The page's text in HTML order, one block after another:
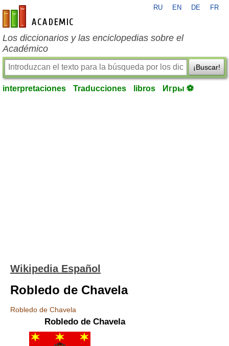
es-academic.com
RU EN DE FR
Los diccionarios y las enciclopedias sobre el
Académico
¡Buscar!
interpretaciones Traducciones libros Игры ⚽
Wikipedia Español
Robledo de Chavela
Robledo de Chavela
Robledo de Chavela